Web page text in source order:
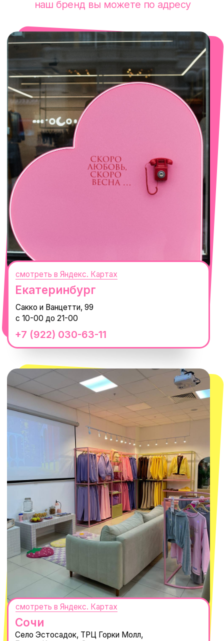
Сочи
Село Эстосадок, ТРЦ Горки Молл,
Горная Карусель, 3
+7 (919) 374-04-04
с 10-00 до 22-00
смотреть в Яндекс. Картах
+7 (932) 602-41-15
ТРК «Европолис Ростокино»
ул. Проспект Мира, 211 к2
смотреть в Яндекс.Картах
КОНТАКТЫ
Оплата долями
Size guide
ПОКУПАТЕЛЯМ
Вакансии
Реквизиты
Магазины
Наши путешествия
Наши проекты
Новости
Каталог
О КОМПАНИИ
Нажимая "Подписаться", вы соглашаетесь с
Политикой обработки
Согласием на рассылку электронных
ПОДПИСАТЬСЯ
СЕКРЕТНЫЕ ПРОМОКОДЫ, ПРИГЛАШЕНИЯ
НА МЕРОПРИЯТИЯ И АНОНСЫ НОВИНОК
РАНЬШЕ ВСЕХ
@MACROCOSM_STORE
MACROCOSM
000+ подписчиков
14'000+ подписчиков в нашем Telegram-канале